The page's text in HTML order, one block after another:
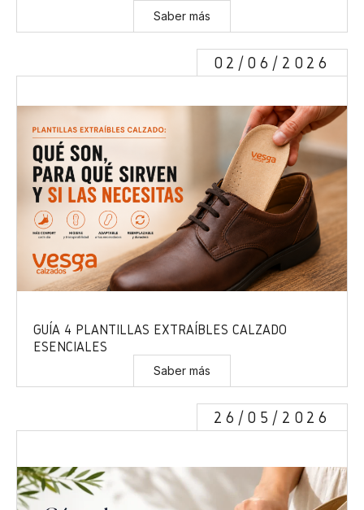
Saber más
02/06/2026
GUÍA 4 PLANTILLAS EXTRAÍBLES CALZADO
ESENCIALES
Saber más
26/05/2026